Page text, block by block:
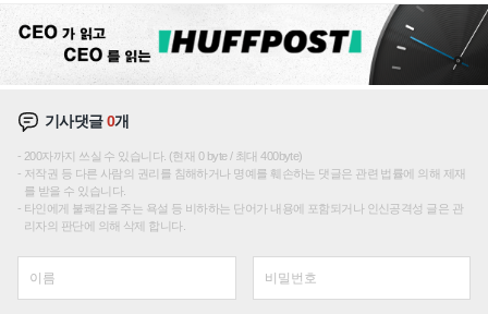
기사댓글0개
200자까지 쓰실 수 있습니다. (현재 0 byte / 최대 400byte)
저작권 등 다른 사람의 권리를 침해하거나 명예를 훼손하는 댓글은 관련 법률에 의해 제재
를 받을 수 있습니다.
타인에게 불쾌감을 주는 욕설 등 비하하는 단어가 내용에 포함되거나 인신공격성 글은 관
리자의 판단에 의해 삭제 합니다.